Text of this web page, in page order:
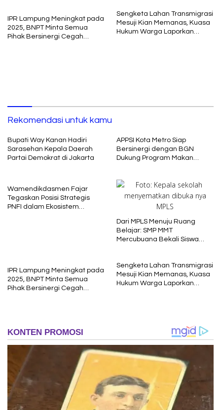
IPR Lampung Meningkat pada
2025, BNPT Minta Semua
Pihak Bersinergi Cegah
Sengketa Lahan Transmigrasi
Mesuji Kian Memanas, Kuasa
Hukum Warga Laporkan
Rekomendasi untuk kamu
Bupati Way Kanan Hadiri
Sarasehan Kepala Daerah
Partai Demokrat di Jakarta
APPSI Kota Metro Siap
Bersinergi dengan BGN
Dukung Program Makan
Wamendikdasmen Fajar
Tegaskan Posisi Strategis
PNFI dalam Ekosistem
Dari MPLS Menuju Ruang
Belajar: SMP MMT
Mercubuana Bekali Siswa
IPR Lampung Meningkat pada
2025, BNPT Minta Semua
Pihak Bersinergi Cegah
Sengketa Lahan Transmigrasi
Mesuji Kian Memanas, Kuasa
Hukum Warga Laporkan